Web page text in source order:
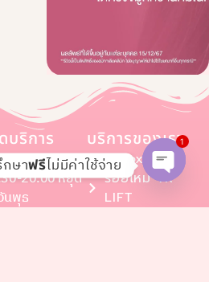
บริการ
า
20.00 หยุด
นพุธ
บริการของเรา
Botox
ร้อยไหม TR
LIFT
ษาฟรีไม่มีค่าใช้จ่าย
1